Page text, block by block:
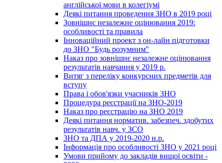
англійської мови в колегіумі
Деякі питання проведення ЗНО в 2019 році
Зовнішнє незалежне оцінювання 2019:
особливості та правила
Інноваційний проект з он-лайн підготовки
до ЗНО "Будь розумним"
Наказ про зовнішнє незалежне оцінювання
результатів навчання у 2019 р.
Витяг з переліку конкурсних предметів для
вступу
Права і обов'язки учасників ЗНО
Процедура реєстрації на ЗНО-2019
Наказ про реєстрацію на ЗНО 2019
Деякі питання норматив. забезпеч. здобутих
результатів навч. у ЗСО
ЗНО та ДПА у 2019-2020 н.р.
Інформація про особливості ЗНО у 2021 році
Умови прийому до закладів вищої освіти -